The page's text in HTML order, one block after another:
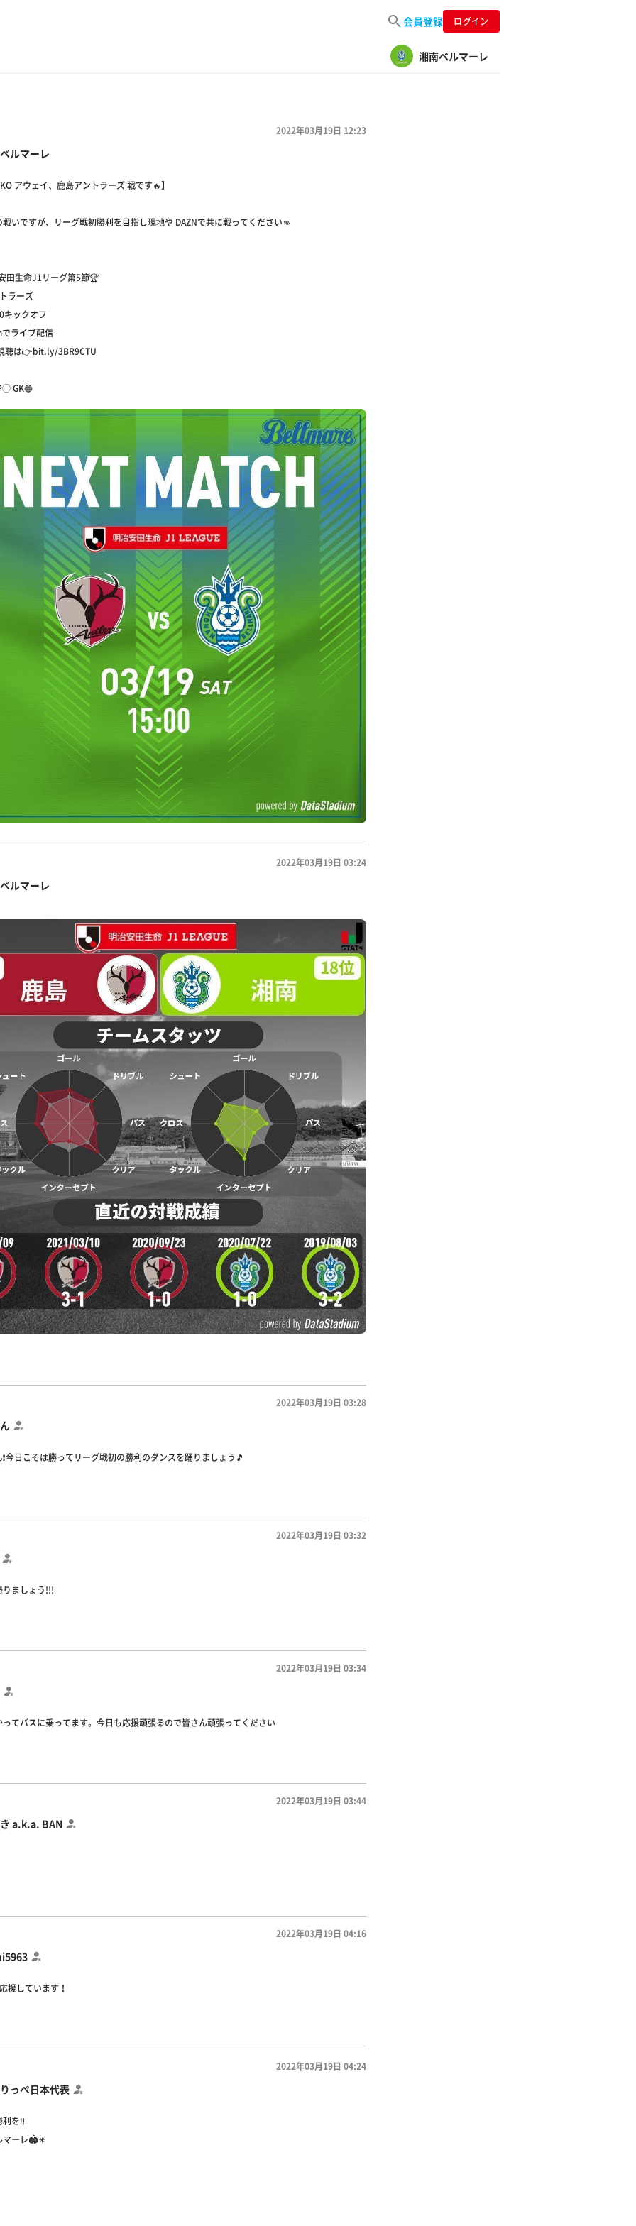
会員登録 ログイン
湘南ベルマーレ
ルマーレ
2022年03月19日 12:23
アウェイ、鹿島アントラーズ 戦です🔥】
いですが、リーグ戦初勝利を目指し現地や DAZNで共に戦ってください👊
田生命J1リーグ第5節🏆
ラーズ
ックオフ
ライブ配信
聴は👉bit.ly/3BR9CTU
GK🔵
ルマーレ
2022年03月19日 03:24
2022年03月19日 03:28
今日こそは勝ってリーグ戦初の勝利のダンスを踊りましょう🎵
2022年03月19日 03:32
りましょう!!!
2022年03月19日 03:34
てバスに乗ってます。今日も応援頑張るので皆さん頑張ってください
a.k.a. BAN
2022年03月19日 03:44
2022年03月19日 04:16
援しています！
っぺ日本代表
2022年03月19日 04:24
利を‼️
マーレ🏟️✴️